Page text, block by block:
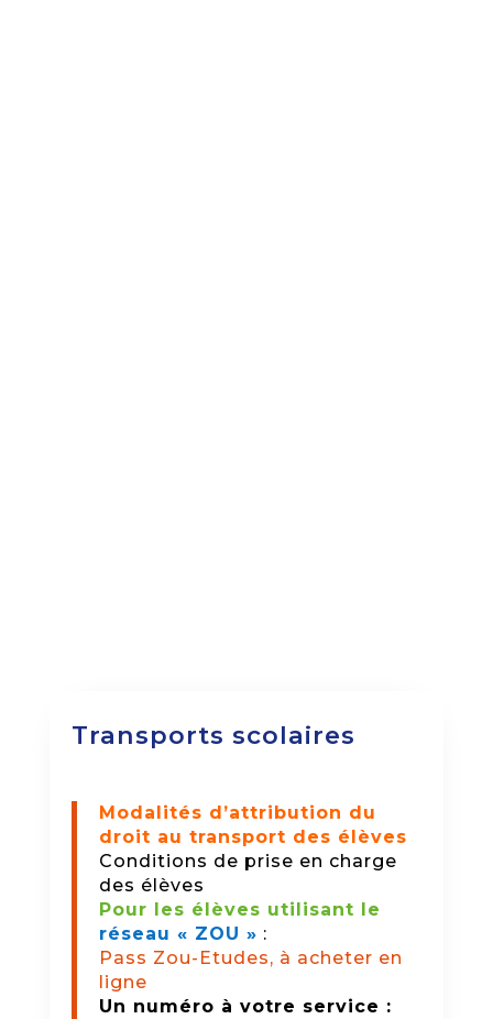
Transports scolaires
Modalités d’attribution du
droit au transport des élèves
Conditions de prise en charge
des élèves
Pour les élèves utilisant le
réseau « ZOU » :
Pass Zou-Etudes, à acheter en
ligne
Un numéro à votre service :